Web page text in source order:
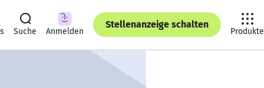
Suche Anmelden
Stellenanzeige schalten
Produkte